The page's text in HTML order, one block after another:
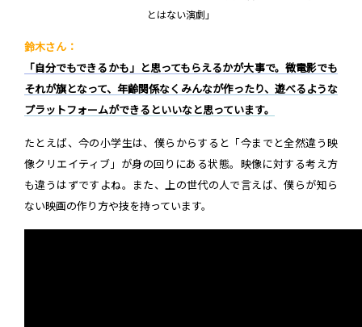
とはない演劇」
鈴木さん：
「自分でもできるかも」と思ってもらえるかが大事で。微電影でも
それが旗となって、年齢関係なくみんなが作ったり、遊べるような
プラットフォームができるといいなと思っています。
たとえば、今の小学生は、僕らからすると「今までと全然違う映
像クリエイティブ」が身の回りにある状態。映像に対する考え方
も違うはずですよね。また、上の世代の人で言えば、僕らが知ら
ない映画の作り方や技を持っています。